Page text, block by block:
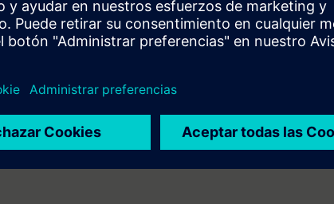
Zugang zur digitalen LernplattformSITRAIN access– beginnend
sowohl die Inhalte dieses Learning Events vertiefen oder
weiterbilden.
Siemens-Steuerungen SINUMERIK ONE und SINUMERIK 840D sl.
NC-SINOPP2. Der Inhalt ist vergleichbar und aktualisiert.